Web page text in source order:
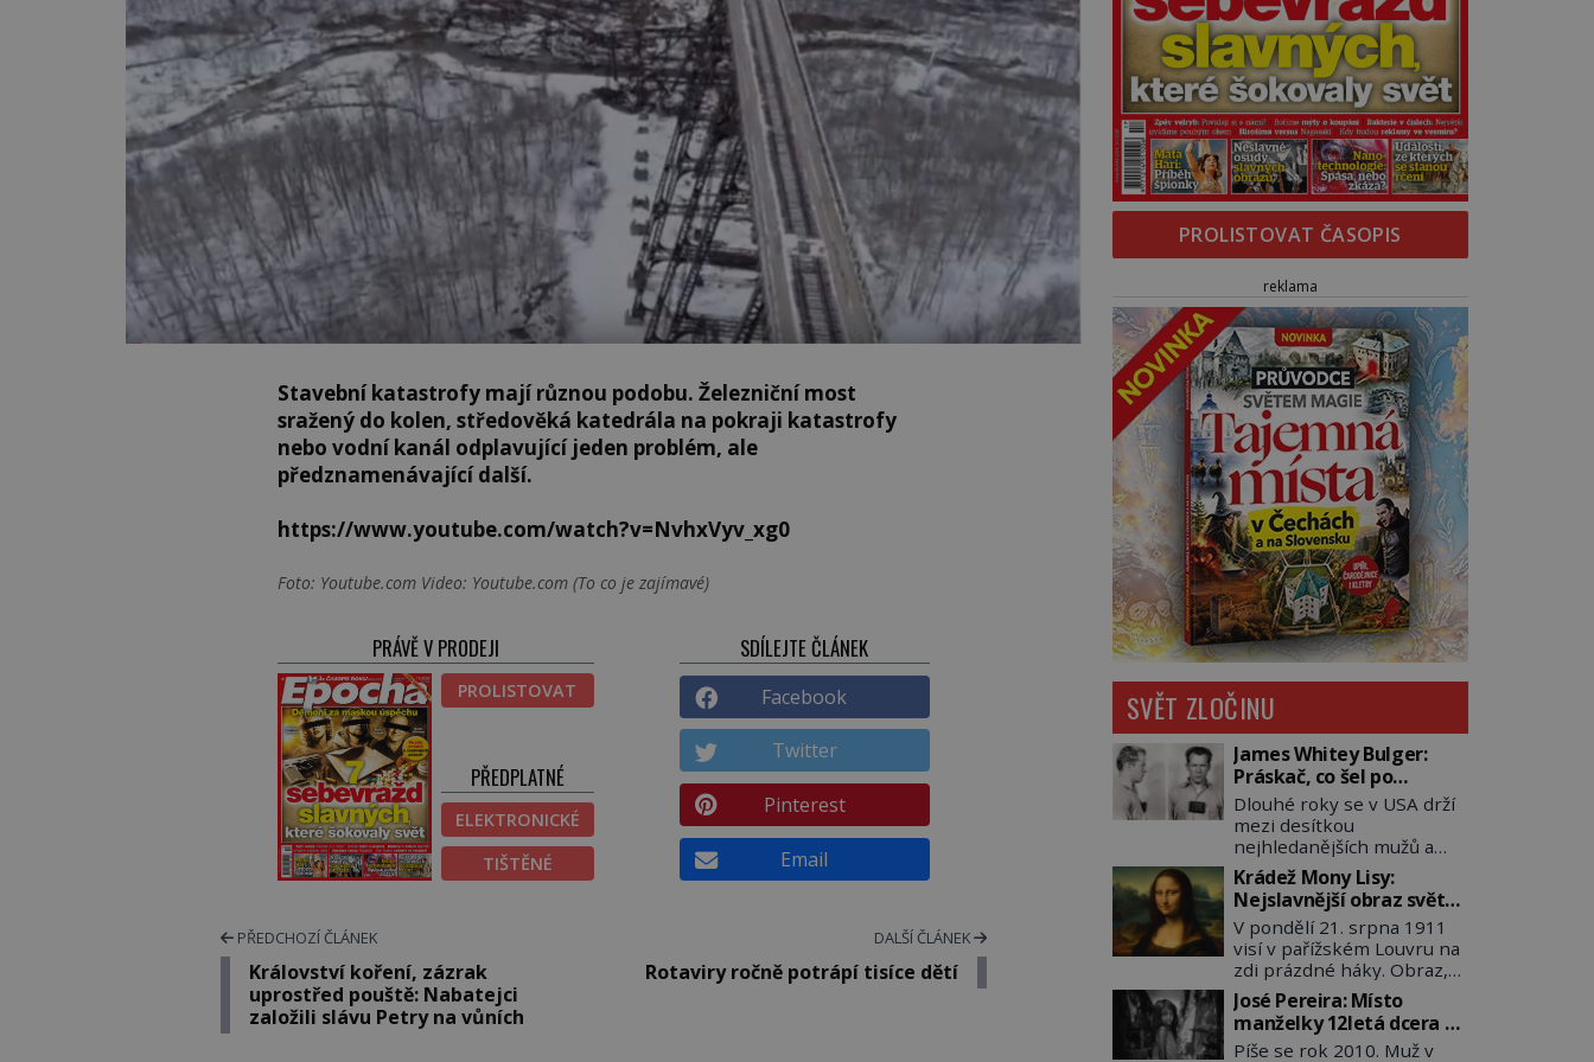
Stavební katastrofy mají různou podobu. Železniční most
sražený do kolen, středověká katedrála na pokraji katastrofy
nebo vodní kanál odplavující jeden problém, ale
předznamenávající další.
https://www.youtube.com/watch?v=NvhxVyv_xg0
Foto: Youtube.com Video: Youtube.com (To co je zajímavé)
PRÁVĚ V PRODEJI
PROLISTOVAT
PŘEDPLATNÉ
ELEKTRONICKÉ
TIŠTĚNÉ
SDÍLEJTE ČLÁNEK
Facebook
Twitter
Pinterest
Email
PŘEDCHOZÍ ČLÁNEK
Království koření, zázrak
uprostřed pouště: Nabatejci
založili slávu Petry na vůních
DALŠÍ ČLÁNEK
Rotaviry ročně potrápí tisíce dětí
PROLISTOVAT ČASOPIS
reklama
SVĚT ZLOČINU
James Whitey Bulger:
Práskač, co šel po
práskačích
Dlouhé roky se v USA drží
mezi desítkou
nejhledanějších mužů a
dopracuje to až na číslo
dvě – hned po Usámovi bin
Ládinovi (1957–2011). To je
James „Whitey“ Bulger
(1929–2018) viněný ze
spoluúčasti na 19
vraždách, vydírání a lichvy.
A samozřejmě, krom toho
je ještě drogový dealer,
Krádež Mony Lisy:
Nejslavnější obraz světa
zůstane dva roky
nezvěstný
V pondělí 21. srpna 1911
visí v pařížském Louvru na
zdi prázdné háky. Obraz,
který dnes zná celý svět, je
pryč. Zpočátku si nikdo
nemyslí, že jde o krádež.
Zaměstnanci jsou
José Pereira: Místo
manželky 12letá dcera –
a sousedi o všem vědí!
Píše se rok 2010. Muž v